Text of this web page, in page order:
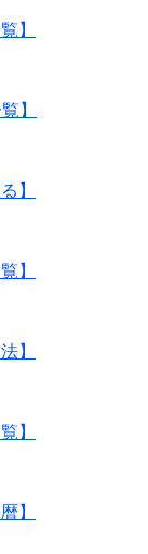
】
】
】
】
】
】
】